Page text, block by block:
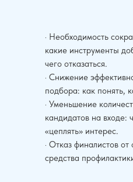
· Необходимость
какие инструменты
чего отказаться.
· Снижение
подбора: как понять,
· Уменьшение
кандидатов на входе:
«цеплять» интерес.
· Отказ финалистов
средства